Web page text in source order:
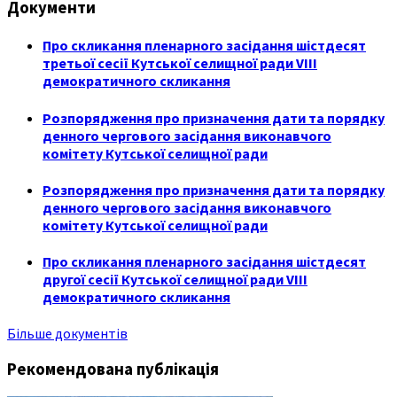
Документи
Про скликання пленарного засідання шістдесят
третьої сесії Кутської селищної ради VIII
демократичного скликання
Розпорядження про призначення дати та порядку
денного чергового засідання виконавчого
комітету Кутської селищної ради
Розпорядження про призначення дати та порядку
денного чергового засідання виконавчого
комітету Кутської селищної ради
Про скликання пленарного засідання шістдесят
другої сесії Кутської селищної ради VIII
демократичного скликання
Більше документів
Рекомендована публікація